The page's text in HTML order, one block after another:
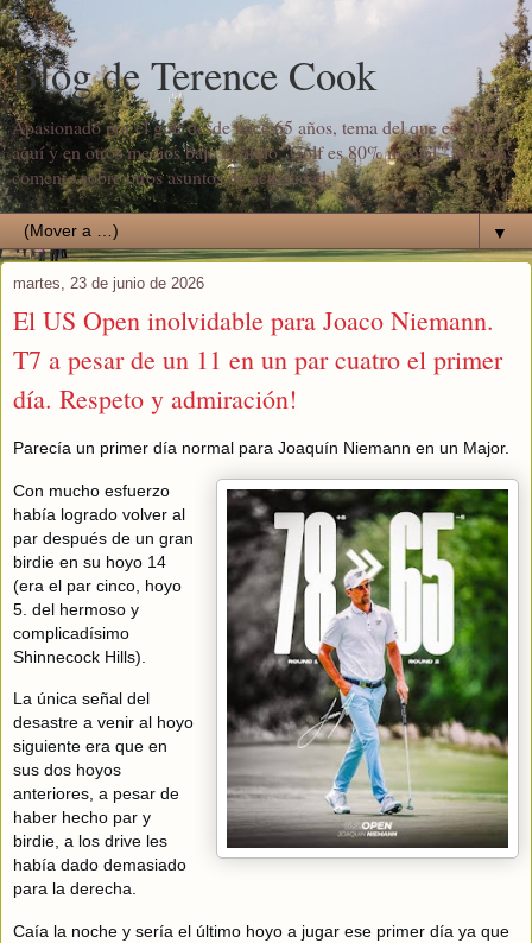
Blog de Terence Cook
Apasionado por el golf desde hace 65 años, tema del que escribo
aquí y en otros medios bajo el título "Golf es 80% mental". Además
comento sobre otros asuntos de actualidad.
▼
martes, 23 de junio de 2026
El US Open inolvidable para Joaco Niemann.
T7 a pesar de un 11 en un par cuatro el primer
día. Respeto y admiración!
Parecía un primer día normal para Joaquín Niemann en un Major.
Con mucho esfuerzo
había logrado volver al
par después de un gran
birdie en su hoyo 14
(era el par cinco, hoyo
5. del hermoso y
complicadísimo
Shinnecock Hills).
La única señal del
desastre a venir al hoyo
siguiente era que en
sus dos hoyos
anteriores, a pesar de
haber hecho par y
birdie, a los drive les
había dado demasiado
para la derecha.
Caía la noche y sería el último hoyo a jugar ese primer día ya que